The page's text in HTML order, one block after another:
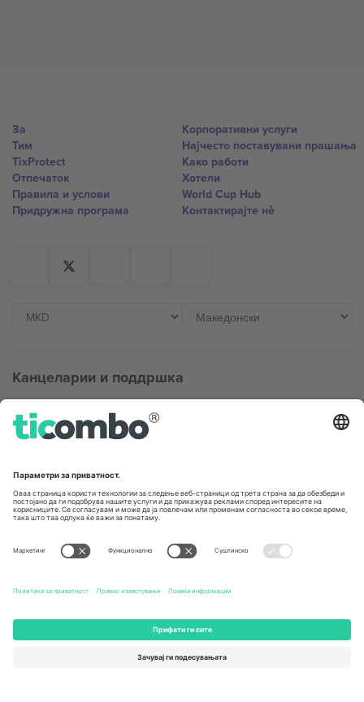
За
Тим
TixProtect
Отпечаток
Правила и услови
Придружна програма
Корпоративни услуги
Најчесто поставувани прашања
Како работи
Хотели
World Cup Hub
Контактирајте нѐ
Канцеларии и поддршка
Germany
Unter den Linden 24, 10117
167 City Road, London, Greater
United States
131 Continental Dr, Suite 305,
Newark, Delaware 19713, United
States
Switzerland
Engelberg, Switzerland
Bulgaria
Regus Sofia City West, bul
United Arab Emirates
UAE Dubai Silicon Oasis, DDP
Building A1, Office 302, Dubai,